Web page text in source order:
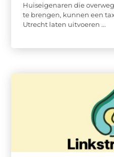
Huiseigenaren die
te brengen, kunnen een
Utrecht laten uitvoeren ...